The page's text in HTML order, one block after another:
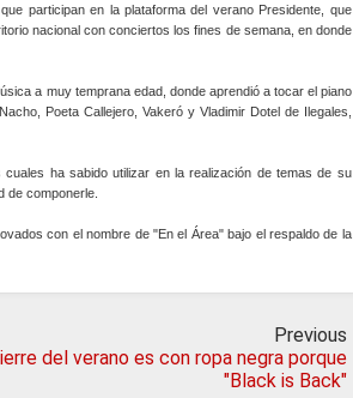
participan en la plataforma del verano Presidente, que
nacional con conciertos los fines de semana, en donde
a muy temprana edad, donde aprendió a tocar el piano
Poeta Callejero, Vakeró y Vladimir Dotel de Ilegales,
ha sabido utilizar en la realización de temas de su
de componerle.
con el nombre de "En el Área" bajo el respaldo de la
Previous
del verano es con ropa negra porque
"Black is Back"